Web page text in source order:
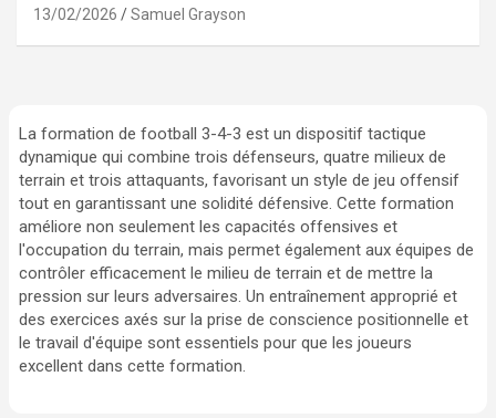
13/02/2026 Samuel Grayson
La formation de football 3-4-3 est un dispositif tactique
dynamique qui combine trois défenseurs, quatre milieux de
terrain et trois attaquants, favorisant un style de jeu offensif
tout en garantissant une solidité défensive. Cette formation
améliore non seulement les capacités offensives et
l'occupation du terrain, mais permet également aux équipes de
contrôler efficacement le milieu de terrain et de mettre la
pression sur leurs adversaires. Un entraînement approprié et
des exercices axés sur la prise de conscience positionnelle et
le travail d'équipe sont essentiels pour que les joueurs
excellent dans cette formation.